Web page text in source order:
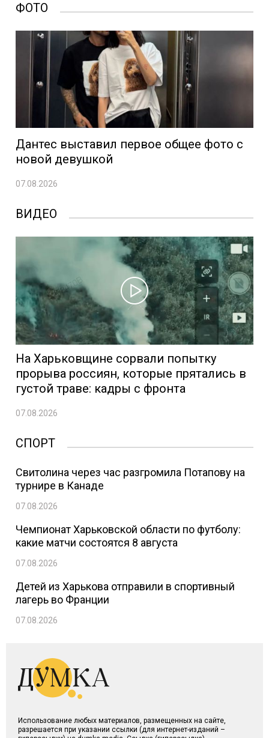
ФОТО
Дантес выставил первое общее фото с
новой девушкой
07.08.2026
ВИДЕО
На Харьковщине сорвали попытку
прорыва россиян, которые прятались в
густой траве: кадры с фронта
07.08.2026
СПОРТ
Свитолина через час разгромила Потапову на
турнире в Канаде
07.08.2026
Чемпионат Харьковской области по футболу:
какие матчи состоятся 8 августа
07.08.2026
Детей из Харькова отправили в спортивный
лагерь во Франции
07.08.2026
Использование любых материалов, размещенных на сайте,
разрешается при указании ссылки (для интернет-изданий –